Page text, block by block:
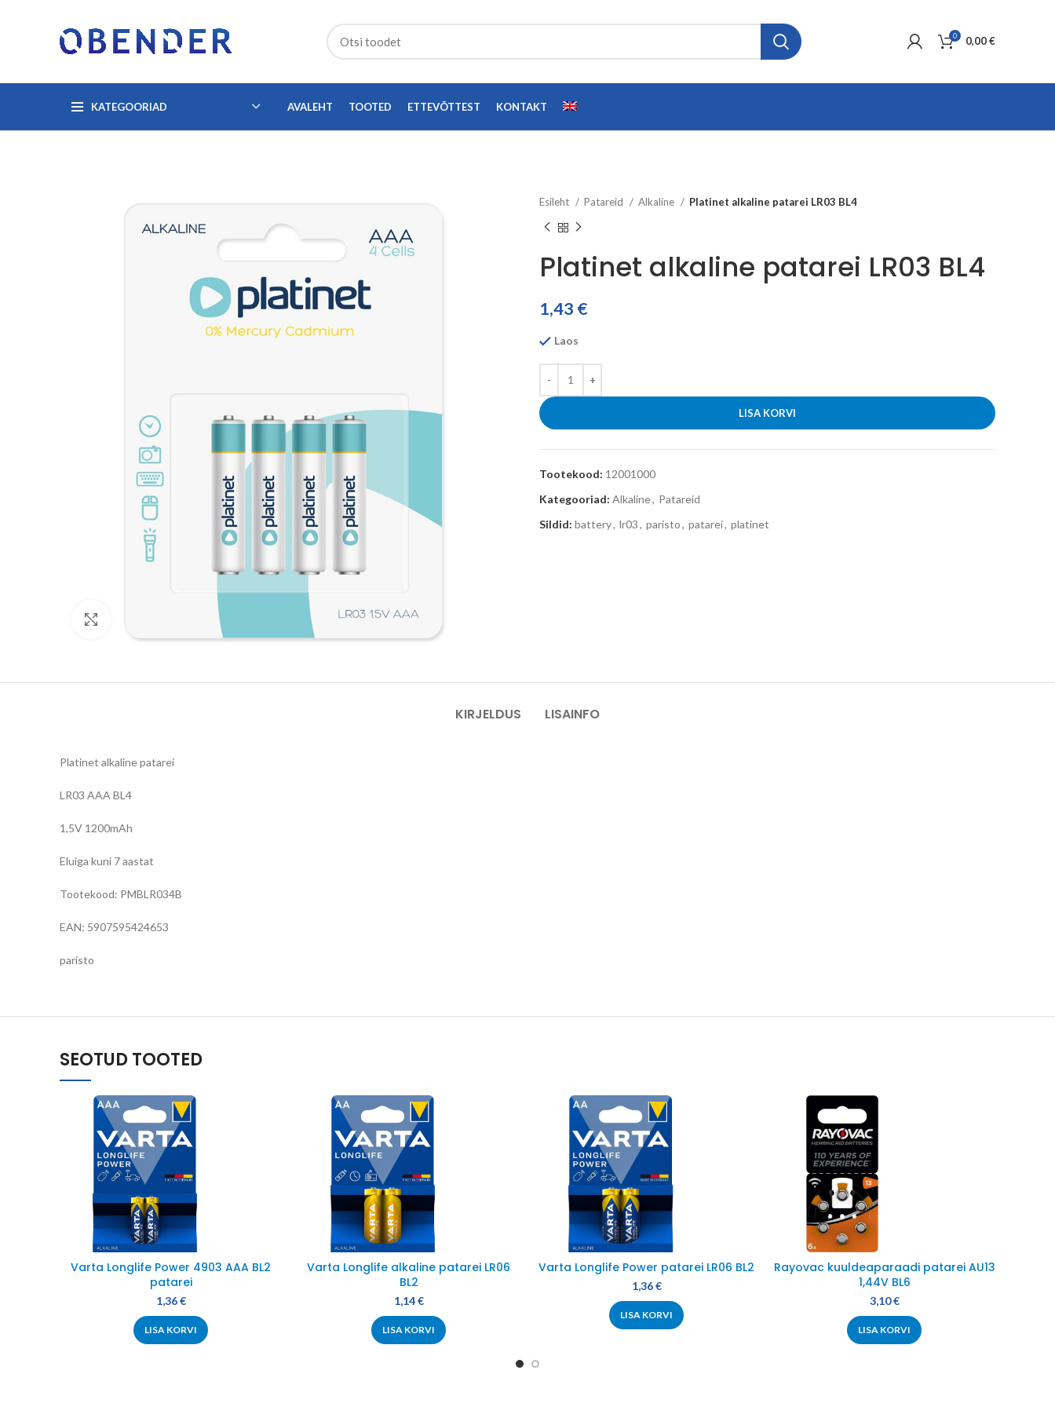
0 0,00€
KATEGOORIAD AVALEHT TOOTED ETTEVÕTTEST KONTAKT
Esileht Patareid Alkaline Platinet alkaline patarei LR03 BL4
Platinet alkaline patarei LR03 BL4
1,43 €
Laos
LISA KORVI
Tootekood: 12001000
Kategooriad: Alkaline, Patareid
Sildid: battery, lr03, paristo, patarei, platinet
KIRJELDUS LISAINFO
Platinet alkaline patarei
LR03 AAA BL4
1,5V 1200mAh
Eluiga kuni 7 aastat
Tootekood: PMBLR034B
EAN: 5907595424653
paristo
SEOTUD TOOTED
Varta Longlife Power 4903 AAA BL2
patarei
1,36€
LISA KORVI
Varta Longlife alkaline patarei LR06
BL2
1,14€
LISA KORVI
Varta Longlife Power patarei LR06 BL2
1,36€
LISA KORVI
Rayovac kuuldeaparaadi patarei AU13
1,44V BL6
3,10€
LISA KORVI